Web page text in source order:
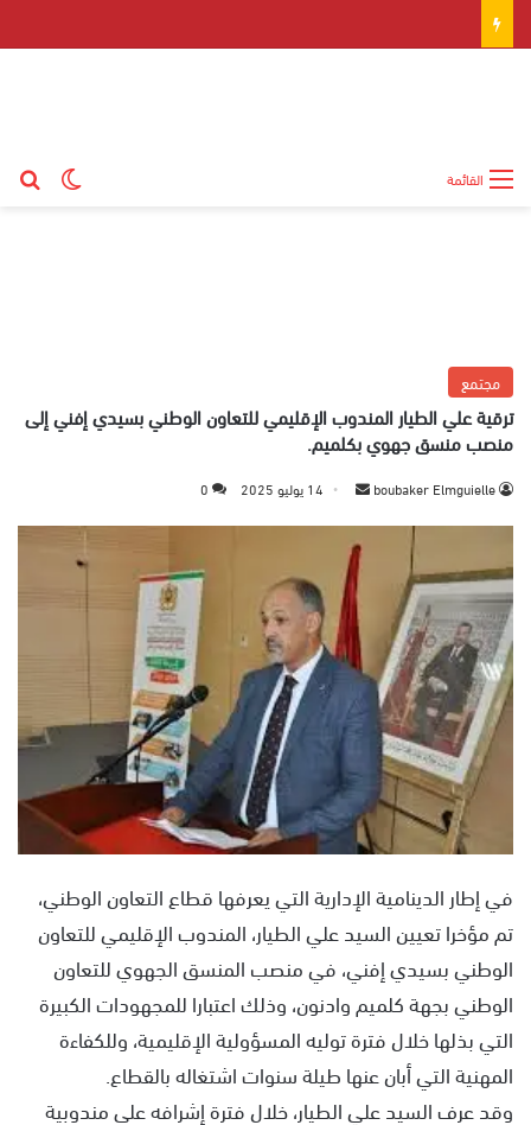
القائمة
مجتمع
ترقية علي الطيار المندوب الإقليمي للتعاون الوطني بسيدي إفني إلى
منصب منسق جهوي بكلميم.
boubaker Elmguielle
س
ل
ب
ر
ي
د
ا
ل
ر
ي
ا
14 يوليو 2025 0
في إطار الدينامية الإدارية التي يعرفها قطاع التعاون الوطني،
تم مؤخرا تعيين السيد علي الطيار، المندوب الإقليمي للتعاون
الوطني بسيدي إفني، في منصب المنسق الجهوي للتعاون
الوطني بجهة كلميم وادنون، وذلك اعتبارا للمجهودات الكبيرة
التي بذلها خلال فترة توليه المسؤولية الإقليمية، وللكفاءة
المهنية التي أبان عنها طيلة سنوات اشتغاله بالقطاع.
وقد عرف السيد علي الطيار، خلال فترة إشرافه على مندوبية